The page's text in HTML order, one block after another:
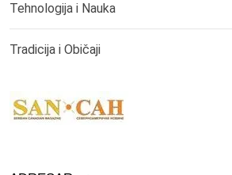
Tehnologija i Nauka
Tradicija i Običaji